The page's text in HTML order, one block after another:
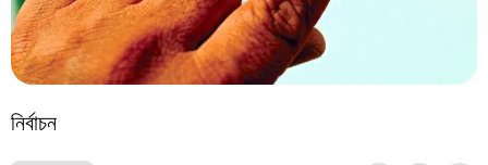
নিৰ্বাচন